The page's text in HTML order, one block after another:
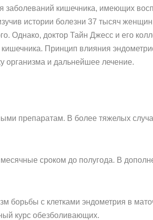
кишечника, имеющих
истории болезни 37 тысяч
Однако, доктор Тайн Джесс и его
Принцип влияния
организма и дальнейшее лечение.
препаратам. В более тяжелых
сроком до полугода. В
борьбы с клетками эндометрия в
курс обезболивающих.